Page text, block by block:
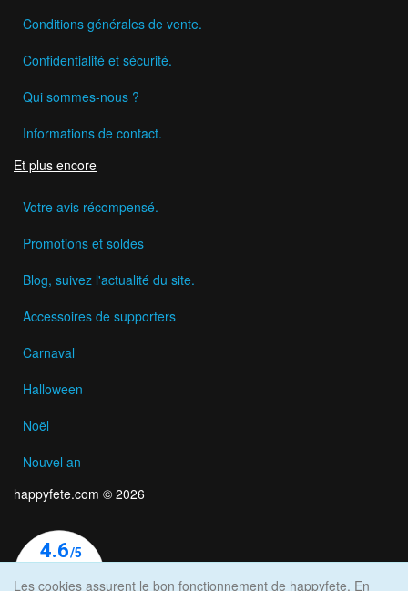
Conditions générales de vente.
Confidentialité et sécurité.
Qui sommes-nous ?
Informations de contact.
Et plus encore
Votre avis récompensé.
Promotions et soldes
Blog, suivez l'actualité du site.
Accessoires de supporters
Carnaval
Halloween
Noël
Nouvel an
happyfete.com © 2026
Les cookies assurent le bon fonctionnement de happyfete. En